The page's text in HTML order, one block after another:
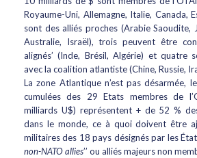
Royaume-Uni, Allemagne, Italie, Canada,
sont des alliés proches (Arabie Saoudite,
Australie, Israël), trois peuvent être
alignés’ (Inde, Brésil, Algérie) et quatre
avec la coalition atlantiste (Chine, Russie,
La zone Atlantique n’est pas désarmée,
cumulées des 29 Etats membres de
milliards U$) représentent + de 52 %
dans le monde, ce à quoi doivent être
militaires des 18 pays désignés par les
non-NATO allies’’ ou alliés majeurs non